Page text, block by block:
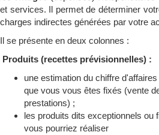
et services. Il permet de déterminer
charges indirectes générées par votre
Il se présente en deux colonnes :
Produits (recettes prévisionnelles) :
une estimation du chiffre
que vous vous êtes fixés (vente
prestations) ;
les produits dits exceptionnels ou
vous pourriez réaliser